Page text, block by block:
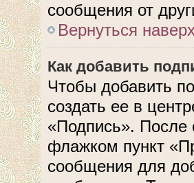
сообщения от
Вернуться
Как добавить
Чтобы добавить
создать ее в
«Подпись». После
флажком пункт
сообщения для